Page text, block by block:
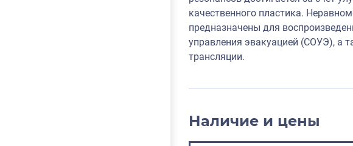
качественного пластика.
предназначены для
управления эвакуацией (СОУЭ), а
трансляции.
Наличие и цены